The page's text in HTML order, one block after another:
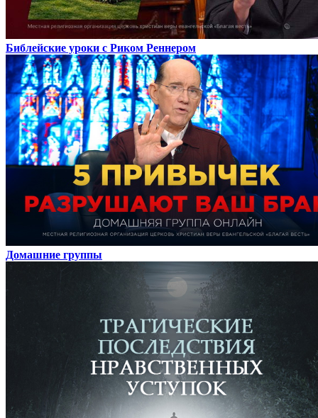
Библейские уроки с Риком Реннером
Домашние группы